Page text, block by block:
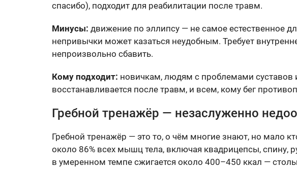
спасибо), подходит для реабилитации после травм.
Минусы: движение по эллипсу — не самое естественное
непривычки может казаться неудобным. Требует
непроизвольно сбавить.
Кому подходит: новичкам, людям с проблемами суставов
восстанавливается после травм, и всем, кому бег
Гребной тренажёр — незаслуженно
Гребной тренажёр — это то, о чём многие знают, но мало
около 86% всех мышц тела, включая квадрицепсы, спину,
в умеренном темпе сжигается около 400–450 ккал —